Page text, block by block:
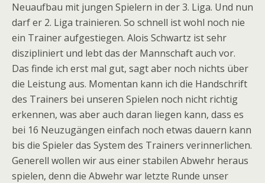
Neuaufbau mit jungen Spielern in der 3. Liga. Und nun
darf er 2. Liga trainieren. So schnell ist wohl noch nie
ein Trainer aufgestiegen. Alois Schwartz ist sehr
diszipliniert und lebt das der Mannschaft auch vor.
Das finde ich erst mal gut, sagt aber noch nichts über
die Leistung aus. Momentan kann ich die Handschrift
des Trainers bei unseren Spielen noch nicht richtig
erkennen, was aber auch daran liegen kann, dass es
bei 16 Neuzugängen einfach noch etwas dauern kann
bis die Spieler das System des Trainers verinnerlichen.
Generell wollen wir aus einer stabilen Abwehr heraus
spielen, denn die Abwehr war letzte Runde unser